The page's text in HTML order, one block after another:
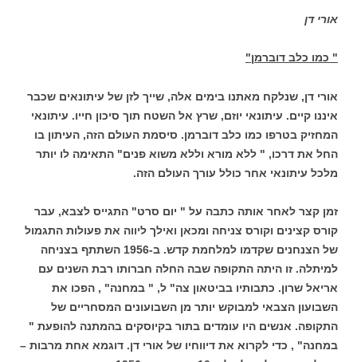
אורי דן
" כמו כלב דוברמן"
אורי דן, שנלקח מאתנו בימים אלה, שייך לזן של עיתונאים שכבר
איננו קיים. עיתונאי יוזם, שרץ אל השטח תוך סיכון חייו. עיתונאי
המחזיק בטרפו כמו כלב דוברמן. סיסמת העולם הזה, העיתון בו
החל את דרכו, " ללא מורא וללא משוא פנים" התאימה לו יותר
מלכל עיתונאי אחר כולל עורך העולם הזה.
זמן קצר לאחר אותה כתבה על " יום סרט" התגייס לצבא, עבר
קורס קצינים וקורס צניחה ומכאן ואילך ליווה את פעולות התגמול
של הצנחנים שקדמו למלחמת קדש. ב-1956 השתתף בצניחה
למיתלה. זו היתה התקופה שבה החלה חברותו רבת השנים עם
אריאל שרון. כתבותיו בביטאון צה" ל, " במחנה" , הפכו את
השבועון הצבאי למבוקש יותר מן השבועונים המסחריים של
התקופה. אנשים היו עומדים בתור בקיוסקים בהמתנה להופעת "
במחנה" , כדי לקרוא את דיווחיו של אורי דן. דוגמא אחת מרבות –